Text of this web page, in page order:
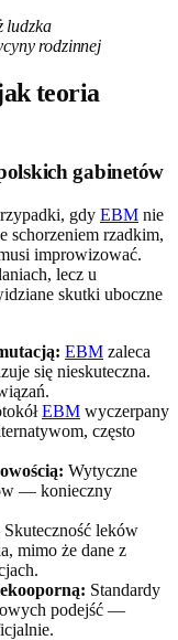
ludzka
rodzinnej
teoria
gabinetów
gdy EBM nie
schorzeniem rzadkim,
improwizować.
lecz u
skutki uboczne
EBM zaleca
się nieskuteczna.
EBM wyczerpany
często
Wytyczne
— konieczny
Skuteczność leków
mimo że dane z
Standardy
podejść —